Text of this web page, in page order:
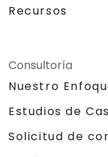
Recursos
Consultoría
Nuestro
Estudios de
Solicitud de